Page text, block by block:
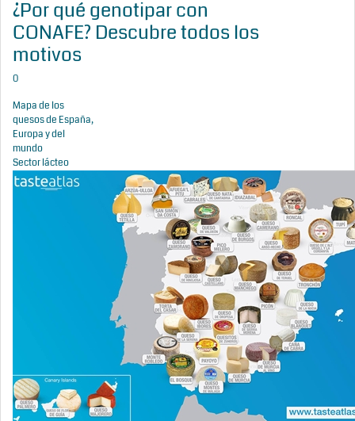
¿Por qué genotipar con
CONAFE? Descubre todos los
motivos
0
Mapa de los
quesos de España,
Europa y del
mundo
Sector lácteo